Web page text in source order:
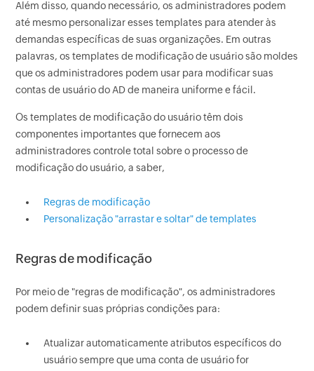
Além disso, quando necessário, os administradores podem
até mesmo personalizar esses templates para atender às
demandas específicas de suas organizações. Em outras
palavras, os templates de modificação de usuário são moldes
que os administradores podem usar para modificar suas
contas de usuário do AD de maneira uniforme e fácil.
Os templates de modificação do usuário têm dois
componentes importantes que fornecem aos
administradores controle total sobre o processo de
modificação do usuário, a saber,
Regras de modificação
Personalização "arrastar e soltar" de templates
Regras de modificação
Por meio de "regras de modificação", os administradores
podem definir suas próprias condições para:
Atualizar automaticamente atributos específicos do
usuário sempre que uma conta de usuário for